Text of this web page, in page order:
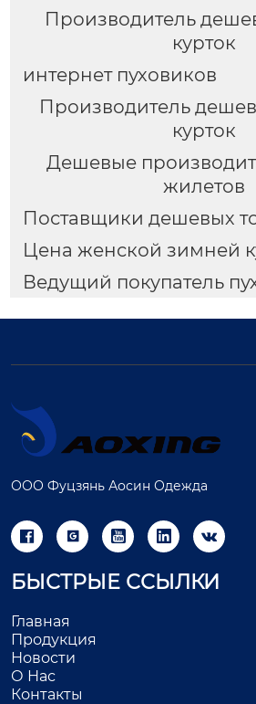
Производитель
курток
интернет пуховиков
Производитель
курток
Дешевые
жилетов
Поставщики дешевых
Цена женской зимней
Ведущий покупатель
ООО Фуцзянь Аосин Одежда
    
БЫСТРЫЕ ССЫЛКИ
Главная
Продукция
Новости
О Нас
Контакты